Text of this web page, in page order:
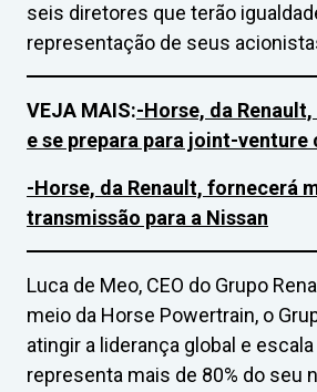
seis diretores que terão
representação de seus
VEJA MAIS:-Horse, da
e se prepara para joint-venture
-Horse, da Renault, fornecerá
transmissão para a Nissan
Luca de Meo, CEO do Grupo
meio da Horse Powertrain, o
atingir a liderança global e
representa mais de 80% do seu